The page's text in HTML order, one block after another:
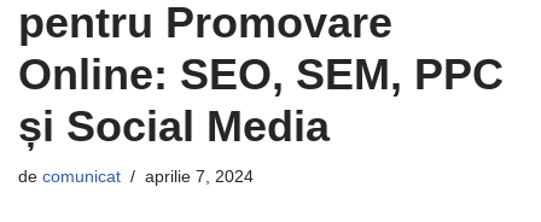
pentru Promovare
Online: SEO, SEM, PPC
și Social Media
de comunicat aprilie 7, 2024